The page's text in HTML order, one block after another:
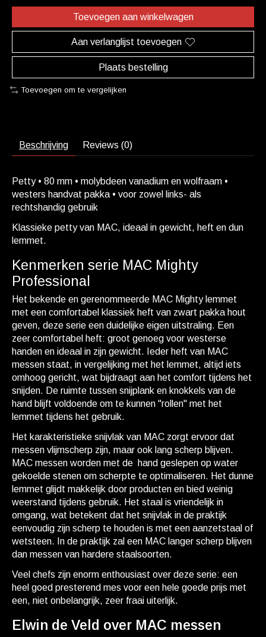
Toevoegen aan winkelwagen
Aan verlanglijst toevoegen
Plaats bestelling
Toevoegen om te vergelijken
Beschrijving Reviews (0)
Petty • 80 mm • molybdeen vanadium en wolfraam •
westers handvat pakka • voor zowel links- als
rechtshandig gebruik
Klassieke petty van MAC, ideaal in gewicht, heft en dun
lemmet.
Kenmerken serie MAC Mighty
Professional
Het bekende en gerenommeerde MAC Mighty lemmet
met een comfortabel klassiek heft van zwart pakka hout
geven, deze serie een duidelijke eigen uitstraling. Een
zeer comfortabel heft: groot genoeg voor westerse
handen en ideaal in zijn gewicht. Ieder heft van MAC
messen staat, in vergelijking met het lemmet, altijd iets
omhoog gericht, wat bijdraagt aan het comfort tijdens het
snijden. De ruimte tussen snijplank en knokkels van de
hand blijft voldoende om te kunnen "rollen" met het
lemmet tijdens het gebruik.
Het karakteristieke snijvlak van MAC zorgt ervoor dat
messen vlijmscherp zijn, maar ook lang scherp blijven.
MAC messen worden met de hand geslepen op water
gekoelde stenen om scherpte te optimaliseren. Het dunne
lemmet glijdt makkelijk door producten en bied weinig
weerstand tijdens gebruik. Het staal is vriendelijk in
omgang, wat betekent dat het snijvlak in de praktijk
eenvoudig zijn scherp te houden is met een aanzetstaal of
wetsteen. In de praktijk zal een MAC langer scherp blijven
dan messen van hardere staalsoorten.
Veel chefs zijn enorm enthousiast over deze serie: een
heel goed presterend mes voor een hele goede prijs met
een, niet onbelangrijk, zeer fraai uiterlijk.
Elwin de Veld over MAC messen